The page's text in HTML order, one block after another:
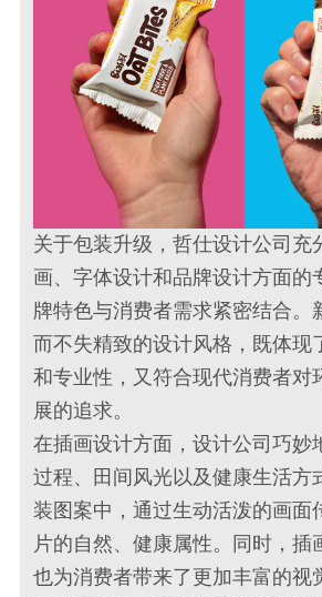
关于包装升级，哲仕设计公司充
画、字体设计和品牌设计方面的
牌特色与消费者需求紧密结合。
而不失精致的设计风格，既体现
和专业性，又符合现代消费者对
展的追求。
在插画设计方面，设计公司巧妙
过程、田间风光以及健康生活方
装图案中，通过生动活泼的画面
片的自然、健康属性。同时，插
也为消费者带来了更加丰富的视